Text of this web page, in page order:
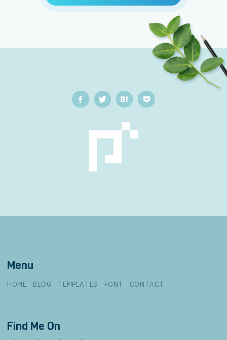
Menu
HOME BLOG TEMPLATES FONT CONTACT
Find Me On